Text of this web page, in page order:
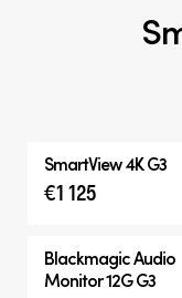
SmartView 4K G3
€1 125
Blackmagic Audio
Monitor 12G G3